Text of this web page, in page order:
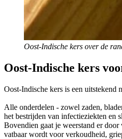
Oost-Indische kers over de
Oost-Indische kers
Oost-Indische kers is een uitstekend
Alle onderdelen - zowel zaden,
het bestrijden van infectieziekten en
Bovendien gaat je weerstand er
vatbaar wordt voor verkoudheid,